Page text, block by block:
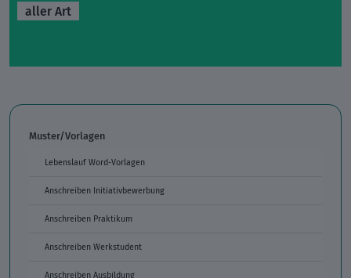
aller Art
Muster/Vorlagen
Lebenslauf Word-Vorlagen
Anschreiben Initiativbewerbung
Anschreiben Praktikum
Anschreiben Werkstudent
Anschreiben Ausbildung